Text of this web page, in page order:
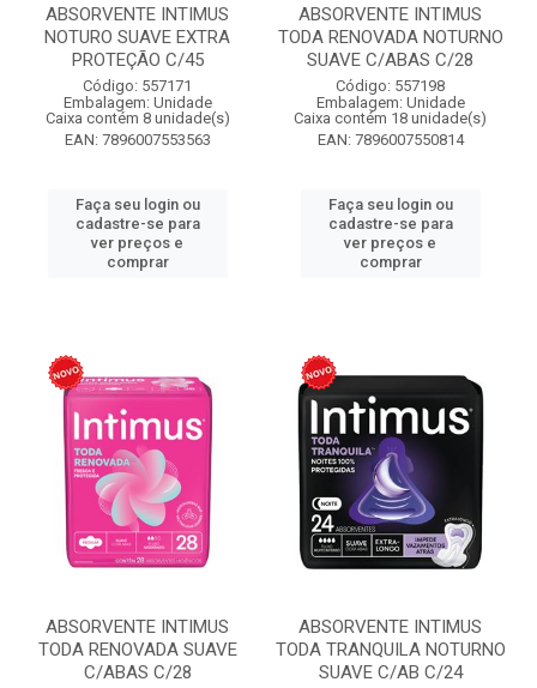
ABSORVENTE INTIMUS
NOTURO SUAVE EXTRA
PROTEÇÃO C/45
Código: 557171
Embalagem: Unidade
Caixa contém 8 unidade(s)
EAN: 7896007553563
Faça seu login ou
cadastre-se para
ver preços e
comprar
ABSORVENTE INTIMUS
TODA RENOVADA NOTURNO
SUAVE C/ABAS C/28
Código: 557198
Embalagem: Unidade
Caixa contém 18 unidade(s)
EAN: 7896007550814
Faça seu login ou
cadastre-se para
ver preços e
comprar
ABSORVENTE INTIMUS
TODA RENOVADA SUAVE
C/ABAS C/28
ABSORVENTE INTIMUS
TODA TRANQUILA NOTURNO
SUAVE C/AB C/24